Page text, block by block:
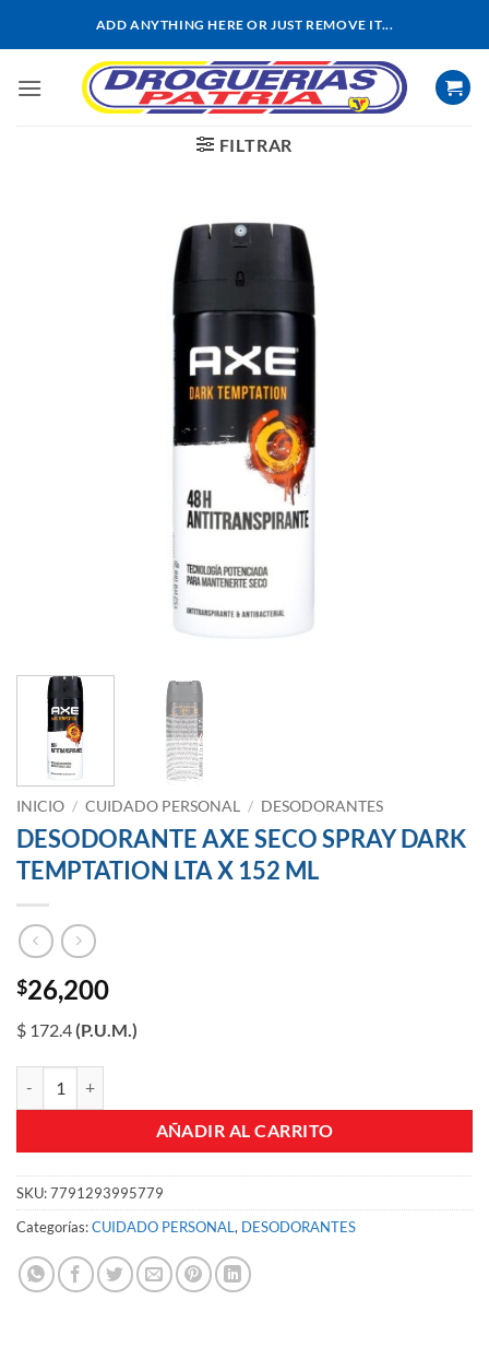
ADD ANYTHING HERE OR JUST REMOVE IT...
FILTRAR
INICIO / CUIDADO PERSONAL / DESODORANTES
DESODORANTE AXE SECO SPRAY DARK
TEMPTATION LTA X 152 ML
$26,200
$ 172.4(P.U.M.)
AÑADIR AL CARRITO
SKU:7791293995779
Categorías:CUIDADO PERSONAL, DESODORANTES